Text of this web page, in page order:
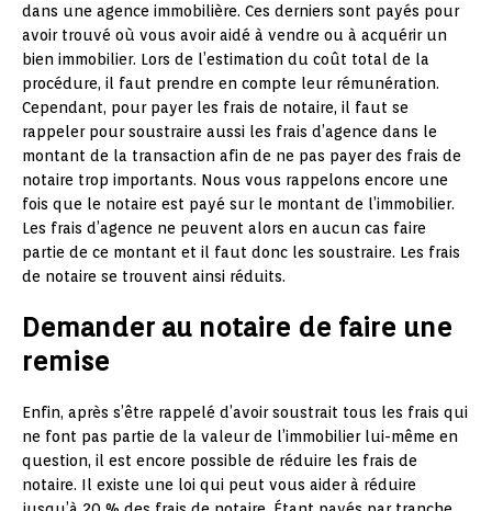
dans une agence immobilière. Ces derniers sont payés pour
avoir trouvé où vous avoir aidé à vendre ou à acquérir un
bien immobilier. Lors de l’estimation du coût total de la
procédure, il faut prendre en compte leur rémunération.
Cependant, pour payer les frais de notaire, il faut se
rappeler pour soustraire aussi les frais d’agence dans le
montant de la transaction afin de ne pas payer des frais de
notaire trop importants. Nous vous rappelons encore une
fois que le notaire est payé sur le montant de l’immobilier.
Les frais d’agence ne peuvent alors en aucun cas faire
partie de ce montant et il faut donc les soustraire. Les frais
de notaire se trouvent ainsi réduits.
Demander au notaire de faire une
remise
Enfin, après s’être rappelé d’avoir soustrait tous les frais qui
ne font pas partie de la valeur de l’immobilier lui-même en
question, il est encore possible de réduire les frais de
notaire. Il existe une loi qui peut vous aider à réduire